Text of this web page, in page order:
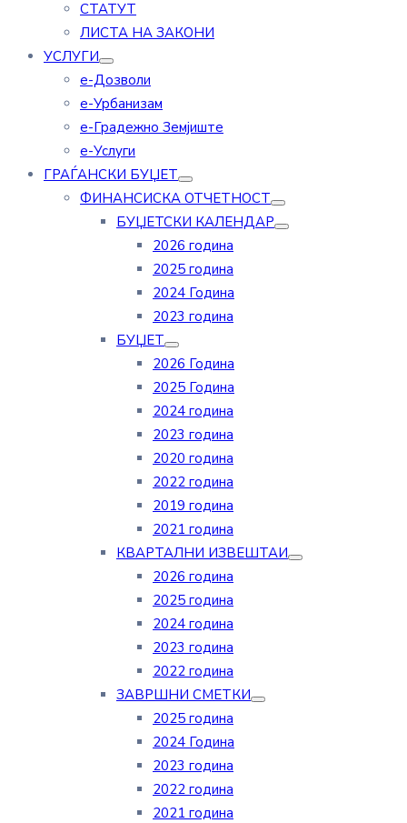
СТАТУТ
ЛИСТА НА ЗАКОНИ
УСЛУГИ
е-Дозволи
е-Урбанизам
е-Градежно Земјиште
е-Услуги
ГРАЃАНСКИ БУЏЕТ
ФИНАНСИСКА ОТЧЕТНОСТ
БУЏЕТСКИ КАЛЕНДАР
2026 година
2025 година
2024 Година
2023 година
БУЏЕТ
2026 Година
2025 Година
2024 година
2023 година
2020 година
2022 година
2019 година
2021 година
КВАРТАЛНИ ИЗВЕШТАИ
2026 година
2025 година
2024 година
2023 година
2022 година
ЗАВРШНИ СМЕТКИ
2025 година
2024 Година
2023 година
2022 година
2021 година